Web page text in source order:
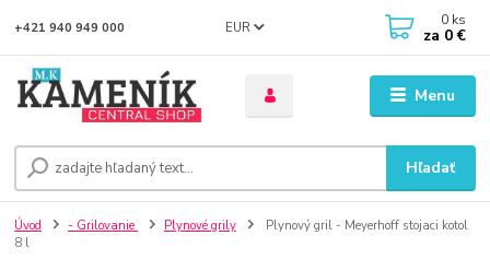
Menu
EUR
Hľadať
+421 940 949 000 0 ks
za 0 €
Úvod - Grilovanie Plynové grily
Plynový gril - Meyerhoff stojaci kotol
8 l